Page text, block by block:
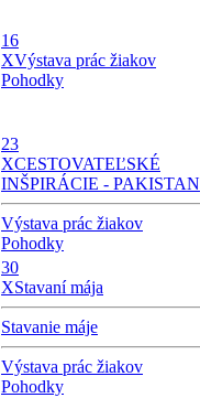
16
XVýstava prác žiakov
Pohodky
23
XCESTOVATEĽSKÉ
INŠPIRÁCIE - PAKISTAN
Výstava prác žiakov
Pohodky
30
XStavaní mája
Stavanie máje
Výstava prác žiakov
Pohodky